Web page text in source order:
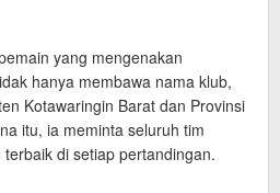
yang mengenakan
hanya membawa nama klub,
Kotawaringin Barat dan Provinsi
itu, ia meminta seluruh tim
di setiap pertandingan.